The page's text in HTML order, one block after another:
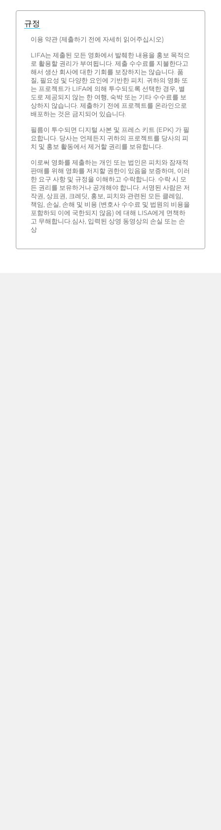
규정
이용 약관 (제출하기 전에 자세히 읽어주십시오)
LIFA는 제출된 모든 영화에서 발췌한 내용을 홍보 목적으
로 활용할 권리가 부여됩니다. 제출 수수료를 지불한다고
해서 생산 회사에 대한 기회를 보장하지는 않습니다. 품
질, 필요성 및 다양한 요인에 기반한 피치. 귀하의 영화 또
는 프로젝트가 LIFA에 의해 투수되도록 선택한 경우, 별
도로 제공되지 않는 한 여행, 숙박 또는 기타 수수료를 보
상하지 않습니다. 제출하기 전에 프로젝트를 온라인으로
배포하는 것은 금지되어 있습니다.
필름이 투수되면 디지털 사본 및 프레스 키트 (EPK) 가 필
요합니다. 당사는 언제든지 귀하의 프로젝트를 당사의 피
치 및 홍보 활동에서 제거할 권리를 보유합니다.
이로써 영화를 제출하는 개인 또는 법인은 피치와 잠재적
판매를 위해 영화를 저지할 권한이 있음을 보증하며, 이러
한 요구 사항 및 규정을 이해하고 수락합니다. 수락 시 모
든 권리를 보유하거나 공개해야 합니다. 서명된 사람은 저
작권, 상표권, 크레딧, 홍보, 피치와 관련된 모든 클레임,
책임, 손실, 손해 및 비용 (변호사 수수료 및 법원의 비용을
포함하되 이에 국한되지 않음) 에 대해 LISA에게 면책하
고 무해합니다.심사, 입력된 상영 동영상의 손실 또는 손
상